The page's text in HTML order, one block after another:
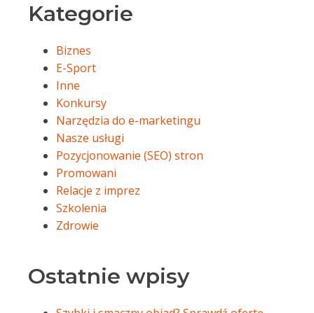
Kategorie
Biznes
E-Sport
Inne
Konkursy
Narzędzia do e-marketingu
Nasze usługi
Pozycjonowanie (SEO) stron
Promowani
Relacje z imprez
Szkolenia
Zdrowie
Ostatnie wpisy